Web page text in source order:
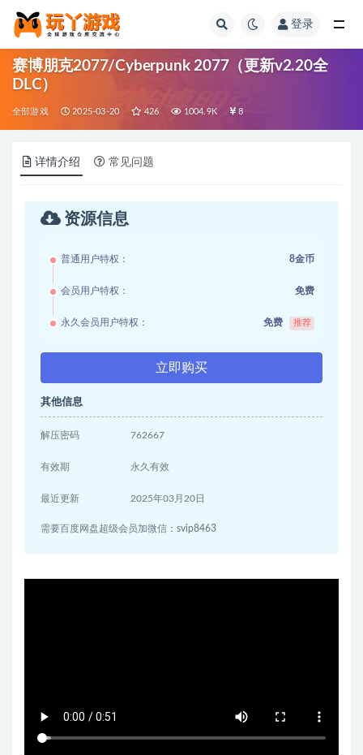
登录
赛博朋克2077/Cyberpunk 2077（更新v2.20全
DLC）
全部游戏 2025-03-20 426 1004.9K 8
详情介绍 常见问题
资源信息
普通用户特权： 8金币
会员用户特权： 免费
永久会员用户特权： 免费 推荐
立即购买
其他信息
解压密码 762667
有效期 永久有效
最近更新 2025年03月20日
需要百度网盘超级会员加微信：svip8463